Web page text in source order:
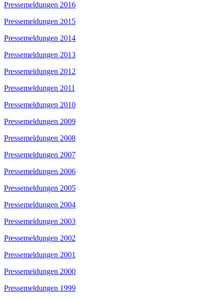
Pressemeldungen 2016
Pressemeldungen 2015
Pressemeldungen 2014
Pressemeldungen 2013
Pressemeldungen 2012
Pressemeldungen 2011
Pressemeldungen 2010
Pressemeldungen 2009
Pressemeldungen 2008
Pressemeldungen 2007
Pressemeldungen 2006
Pressemeldungen 2005
Pressemeldungen 2004
Pressemeldungen 2003
Pressemeldungen 2002
Pressemeldungen 2001
Pressemeldungen 2000
Pressemeldungen 1999